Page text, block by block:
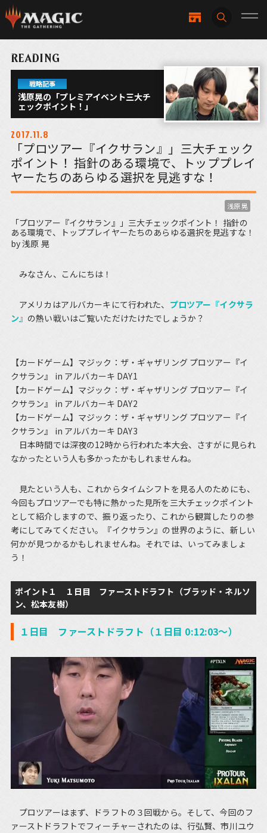
READING
戦略記事
浅原晃の「プレミアイベント三大チ
ェックポイント！」
2017.11.8
「プロツアー『イクサラン』」三大チェック
ポイント！ 指針のある環境で、トッププレイ
ヤーたちのあらゆる選択を見逃すな！
浅原 晃
「プロツアー『イクサラン』」三大チェックポイント！ 指針の
ある環境で、トッププレイヤーたちのあらゆる選択を見逃すな！
by 浅原 晃
みなさん、こんにちは！
アメリカはアルバカーキにて行われた、 プロツアー『イクサラ
ン』 の熱い戦いはご覧いただけたけたでしょうか？
【カードゲーム】マジック：ザ・ギャザリング プロツアー『イ
クサラン』 in アルバカーキ DAY1
【カードゲーム】マジック：ザ・ギャザリング プロツアー『イ
クサラン』 in アルバカーキ DAY2
【カードゲーム】マジック：ザ・ギャザリング プロツアー『イ
クサラン』 in アルバカーキ DAY3
日本時間では深夜の12時から行われた本大会、さすがに見られ
なかったという人も多かったかもしれませんね。
見たという人も、これからタイムシフトを見る人のためにも、
今回もプロツアーでも特に熱かった見所を三大チェックポイント
として紹介しますので、振り返ったり、これから観賞したりの参
考にしてみてください。『イクサラン』の世界のように、新しい
何かが見つかるかもしれませんね。それでは、いってみましょ
う！
ポイント１ １日目 ファーストドラフト（ブラッド・ネルソ
ン、松本友樹）
１日目 ファーストドラフト（１日目 0:12:03～）
プロツアーはまず、ドラフトの３回戦から。そして、今回のフ
ァーストドラフトでフィーチャーされたのは、行弘賢、市川ユウ